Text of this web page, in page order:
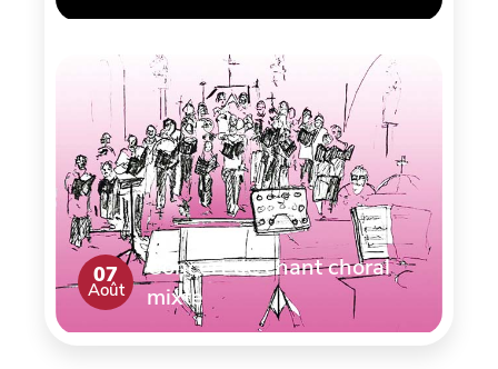
07
Août
Concert de chant choral
mixte